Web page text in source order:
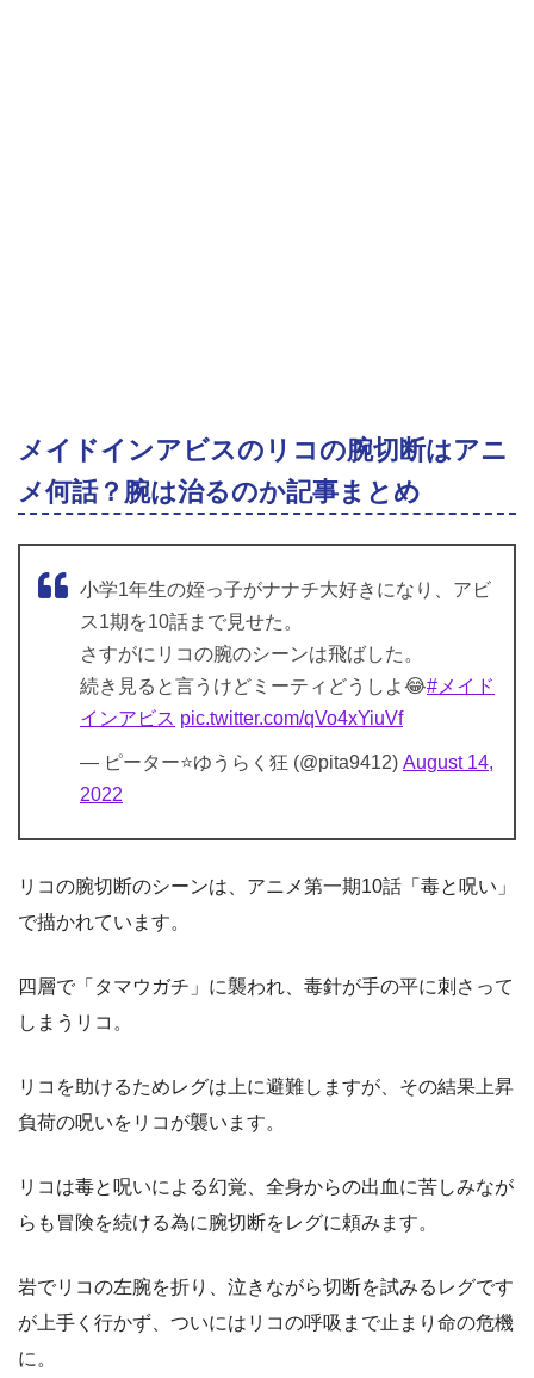
メイドインアビスのリコの腕切断はアニ
メ何話？腕は治るのか記事まとめ
小学1年生の姪っ子がナナチ大好きになり、アビ
ス1期を10話まで見せた。
さすがにリコの腕のシーンは飛ばした。
続き見ると言うけどミーティどうしよ😂#メイド
インアビス pic.twitter.com/qVo4xYiuVf
— ピーター⭐️ゆうらく狂 (@pita9412) August 14,
2022
リコの腕切断のシーンは、アニメ第一期10話「毒と呪い」
で描かれています。
四層で「タマウガチ」に襲われ、毒針が手の平に刺さって
しまうリコ。
リコを助けるためレグは上に避難しますが、その結果上昇
負荷の呪いをリコが襲います。
リコは毒と呪いによる幻覚、全身からの出血に苦しみなが
らも冒険を続ける為に腕切断をレグに頼みます。
岩でリコの左腕を折り、泣きながら切断を試みるレグです
が上手く行かず、ついにはリコの呼吸まで止まり命の危機
に。